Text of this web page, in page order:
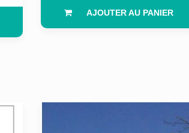
AJOUTER AU PANIER